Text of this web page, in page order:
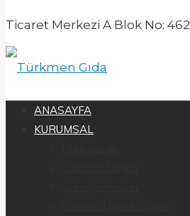
Ticaret Merkezi A Blok No: 462
ANASAYFA
KURUMSAL